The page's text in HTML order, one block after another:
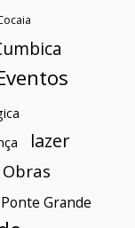
lazer
Obras
Ponte Grande